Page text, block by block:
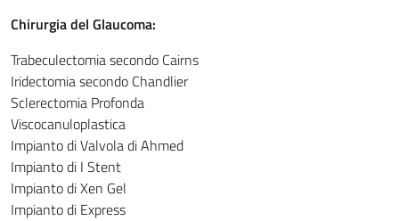
Chirurgia del Glaucoma:
Trabeculectomia secondo Cairns
Iridectomia secondo Chandlier
Sclerectomia Profonda
Viscocanuloplastica
Impianto di Valvola di Ahmed
Impianto di I Stent
Impianto di Xen Gel
Impianto di Express